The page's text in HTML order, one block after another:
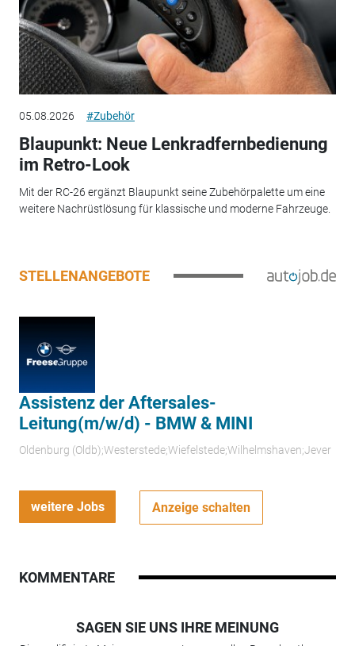
05.08.2026 #Zubehör
Blaupunkt: Neue Lenkradfernbedienung
im Retro-Look
Mit der RC-26 ergänzt Blaupunkt seine Zubehörpalette um eine
weitere Nachrüstlösung für klassische und moderne Fahrzeuge.
STELLENANGEBOTE
Assistenz der Aftersales-
Leitung(m/w/d) - BMW & MINI
Oldenburg (Oldb);Westerstede;Wiefelstede;Wilhelmshaven;Jever
weitere Jobs Anzeige schalten
KOMMENTARE
SAGEN SIE UNS IHRE MEINUNG